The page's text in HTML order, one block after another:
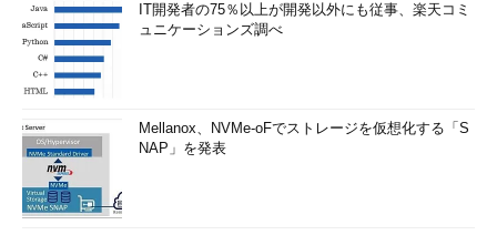
properties: {
roleName
description
assignableScopes
:permissions
type:
roleType
}
}
IT開発者の75％以上が開発以外にも従事、楽天コミ
ュニケーションズ調べ
Mellanox、NVMe-oFでストレージを仮想化する「S
NAP」を発表